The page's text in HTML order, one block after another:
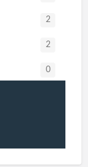
2
2
0